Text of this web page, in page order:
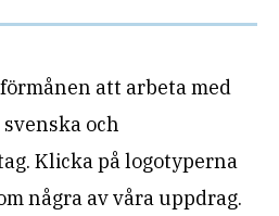
att arbeta med
och
Klicka på logotyperna
några av våra uppdrag.